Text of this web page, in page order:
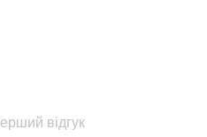
відгук